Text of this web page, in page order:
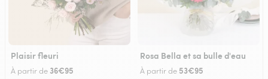
Plaisir fleuri
À partir de 36€95
Rosa Bella et sa bulle d'eau
À partir de 53€95